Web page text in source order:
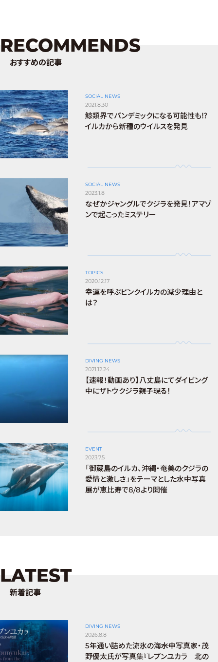
RECOMMENDS
おすすめの記事
SOCIAL NEWS
2021.8.30
鯨類界でパンデミックになる可能性も⁉︎
イルカから新種のウイルスを発見
SOCIAL NEWS
2023.1.8
なぜかジャングルでクジラを発見！アマゾ
ンで起こったミステリー
TOPICS
2020.12.17
幸運を呼ぶピンクイルカの減少理由と
は？
DIVING NEWS
2021.12.24
【速報！動画あり】八丈島にてダイビング
中にザトウクジラ親子現る！
EVENT
2023.7.5
「御蔵島のイルカ、沖縄・奄美のクジラの
愛情と激しさ」をテーマとした水中写真
展が恵比寿で8/8より開催
LATEST
新着記事
DIVING NEWS
2026.8.8
5年通い詰めた流氷の海――水中写真家・茂
野優太氏が写真集『レプンユカラ 北の